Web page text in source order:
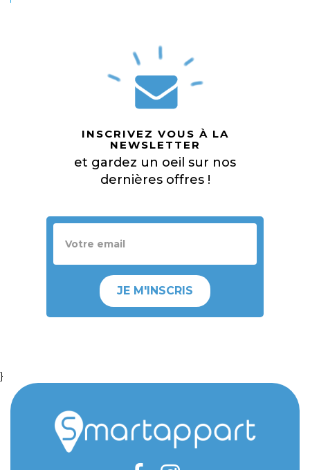
INSCRIVEZ VOUS À LA
NEWSLETTER
et gardez un oeil sur nos
dernières offres !
JE M'INSCRIS
}